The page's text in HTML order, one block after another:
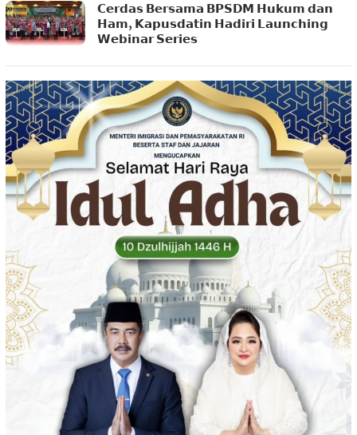
𝗖𝗲𝗿𝗱𝗮𝘀 𝗕𝗲𝗿𝘀𝗮𝗺𝗮 𝗕𝗣𝗦𝗗𝗠 𝗛𝘂𝗸𝘂𝗺 𝗱𝗮𝗻
𝗛𝗮𝗺, 𝗞𝗮𝗽𝘂𝘀𝗱𝗮𝘁𝗶𝗻 𝗛𝗮𝗱𝗶𝗿𝗶 𝗟𝗮𝘂𝗻𝗰𝗵𝗶𝗻𝗴
𝗪𝗲𝗯𝗶𝗻𝗮𝗿 𝗦𝗲𝗿𝗶𝗲𝘀